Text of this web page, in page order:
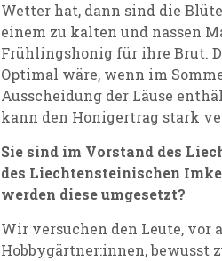
Wetter hat, dann sind die
einem zu kalten und nassen
Frühlingshonig für ihre Brut.
Optimal wäre, wenn im
Ausscheidung der Läuse
kann den Honigertrag stark
Sie sind im Vorstand des
des Liechtensteinischen
werden diese umgesetzt?
Wir versuchen den Leute, vor
Hobbygärtner:innen, bewusst